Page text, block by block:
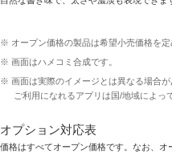
※ オープン価格の製品は希望小売価格を定
※ 画面はハメコミ合成です。
※ 画面は実際のイメージとは異なる場合が
ご利用になれるアプリは国/地域によっ
オプション対応表
価格はすべてオープン価格です。なお、